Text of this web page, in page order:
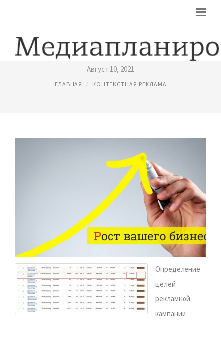
НАСТРОЙКА КОНТЕКСТНОЙ РЕКЛАМЫ
Август 10, 2021
ГЛАВНАЯ КОНТЕКСТНАЯ РЕКЛАМА
Определение
целей
рекламной
кампании